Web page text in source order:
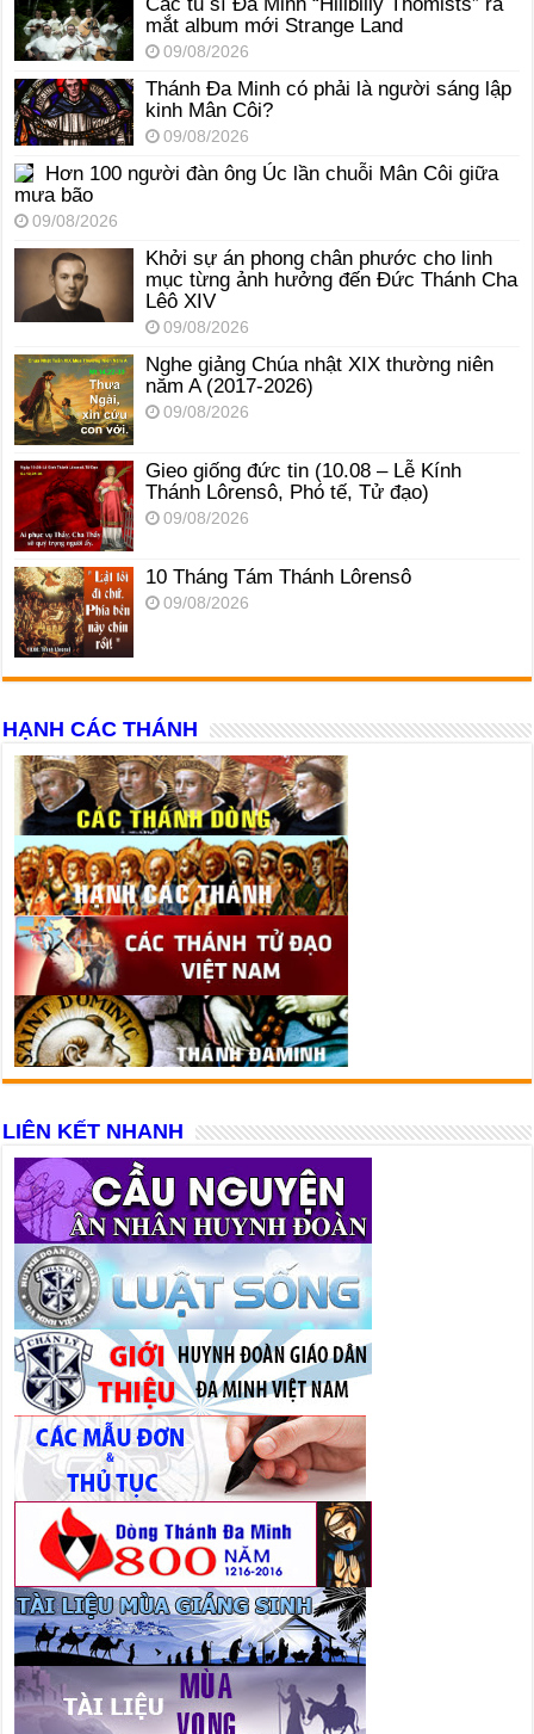
mắt album mới Strange Land
09/08/2026
Thánh Đa Minh có phải là người sáng lập
kinh Mân Côi?
09/08/2026
Hơn 100 người đàn ông Úc lần chuỗi Mân Côi giữa
mưa bão
09/08/2026
Khởi sự án phong chân phước cho linh
mục từng ảnh hưởng đến Đức Thánh Cha
Lêô XIV
09/08/2026
Nghe giảng Chúa nhật XIX thường niên
năm A (2017-2026)
09/08/2026
Gieo giống đức tin (10.08 – Lễ Kính
Thánh Lôrensô, Phó tế, Tử đạo)
09/08/2026
10 Tháng Tám Thánh Lôrensô
09/08/2026
HẠNH CÁC THÁNH
LIÊN KẾT NHANH